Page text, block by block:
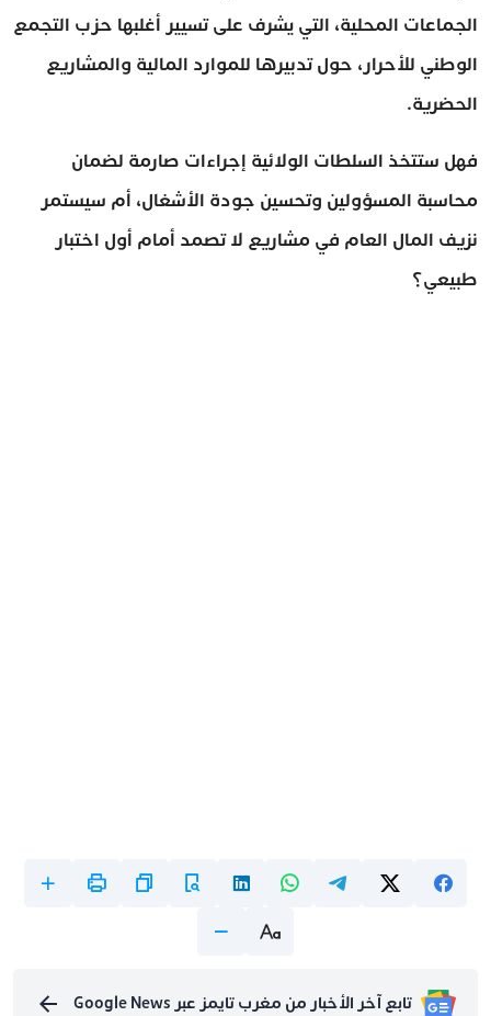
الجماعات المحلية، التي يشرف على تسيير أغلبها حزب التجمع
الوطني للأحرار، حول تدبيرها للموارد المالية والمشاريع
الحضرية.
فهل ستتخذ السلطات الولائية إجراءات صارمة لضمان
محاسبة المسؤولين وتحسين جودة الأشغال، أم سيستمر
نزيف المال العام في مشاريع لا تصمد أمام أول اختبار
طبيعي؟
تابع آخر الأخبار من مغرب تايمز عبر Google News